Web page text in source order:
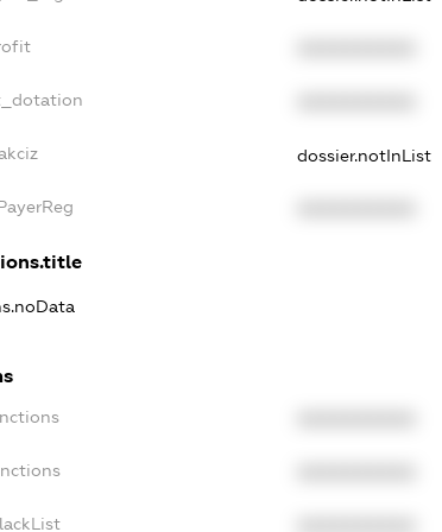
dossier.notInList